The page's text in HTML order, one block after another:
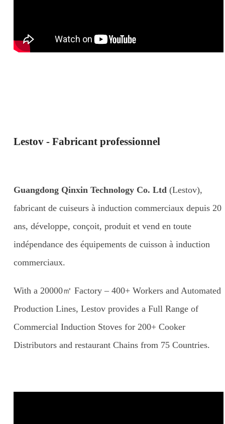
Lestov - Fabricant professionnel
Guangdong Qinxin Technology Co. Ltd(Lestov),
fabricant de cuiseurs à induction commerciaux depuis 20
ans, développe, conçoit, produit et vend en toute
indépendance des équipements de cuisson à induction
commerciaux.
With a 20000㎡ Factory – 400+ Workers and Automated
Production Lines, Lestov provides a Full Range of
Commercial Induction Stoves for 200+ Cooker
Distributors and restaurant Chains from 75 Countries.